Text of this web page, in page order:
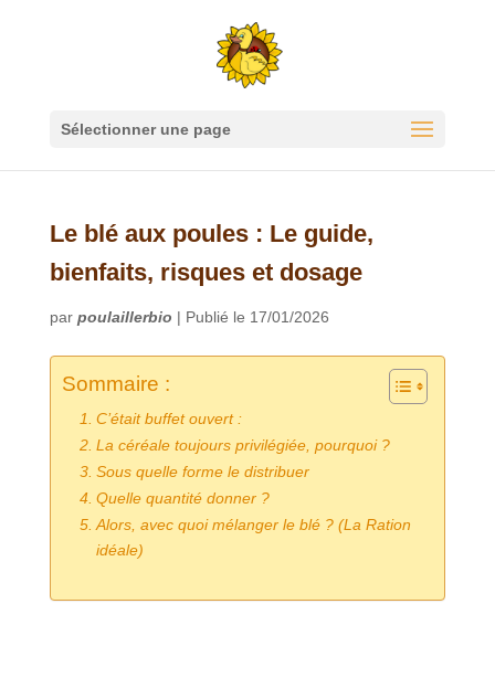
Sélectionner une page
Le blé aux poules : Le guide,
bienfaits, risques et dosage
par poulaillerbio | Publié le 17/01/2026
Sommaire :
C’était buffet ouvert :
La céréale toujours privilégiée, pourquoi ?
Sous quelle forme le distribuer
Quelle quantité donner ?
Alors, avec quoi mélanger le blé ? (La Ration
idéale)